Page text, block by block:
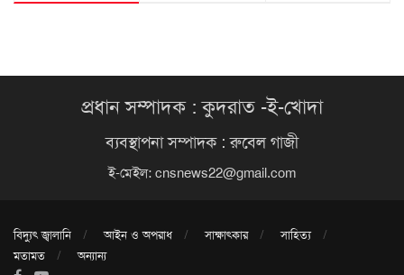
প্রধান সম্পাদক : কুদরাত -ই-খোদা
ব্যবস্থাপনা সম্পাদক : রুবেল গাজী
ই-মেইল: cnsnews22@gmail.com
বিদ্যুৎ জ্বালানি আইন ও অপরাধ সাক্ষাৎকার
সাহিত্য
মতামত
অন্যান্য